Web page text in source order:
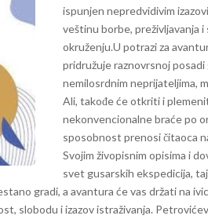
ispunjen nepredvidivim
veštinu borbe, preživljavanja
okruženju.U potrazi za
pridružuje raznovrsnoj
nemilosrdnim neprijateljima,
Ali, takođe će otkriti i
nekonvencionalne braće po
sposobnost prenosi čitaoca
Svojim živopisnim opisima i
svet gusarskih ekspedicija,
gradi, a avantura će vas držati na
slobodu i izazov istraživanja.